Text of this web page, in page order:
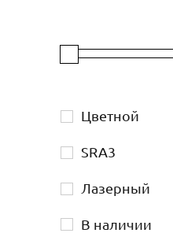
Цветной
SRA3
Лазерный
В наличии